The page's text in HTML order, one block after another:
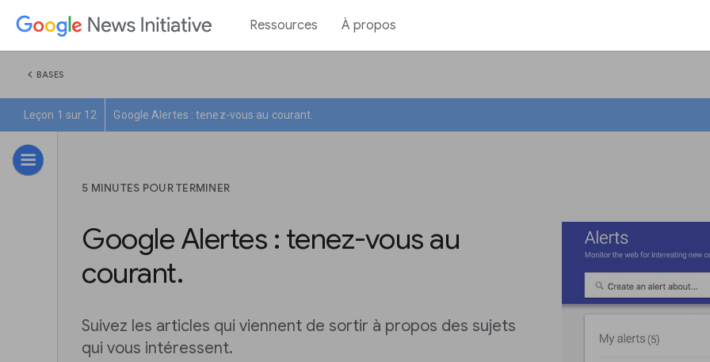
Ressources À propos
chevron_left BASES
Leçon 1 sur 12 Google Alertes : tenez-vous au courant.
5 MINUTES POUR TERMINER
Google Alertes : tenez-vous au
courant.
Suivez les articles qui viennent de sortir à propos des sujets
qui vous intéressent.